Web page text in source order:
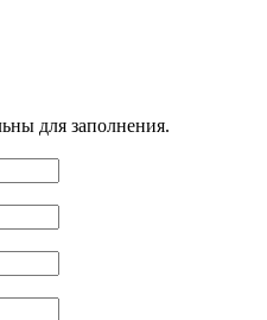
для заполнения.